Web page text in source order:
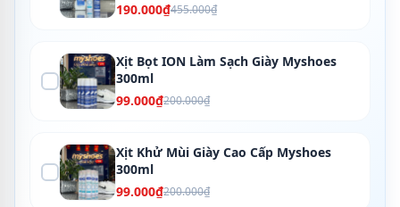
190.000₫455.000₫
Xịt Bọt ION Làm Sạch Giày Myshoes
300ml
99.000₫200.000₫
Xịt Khử Mùi Giày Cao Cấp Myshoes
300ml
99.000₫200.000₫